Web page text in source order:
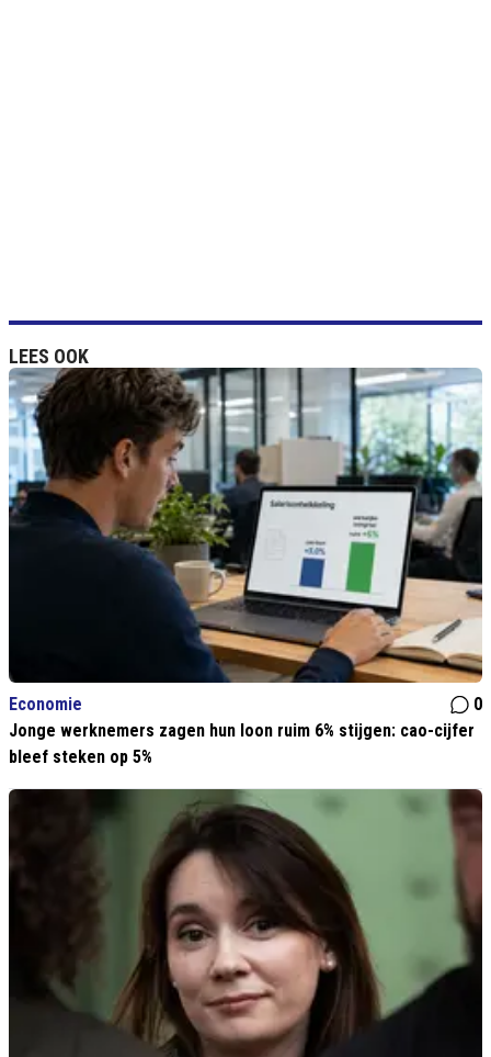
LEES OOK
Economie
0
Jonge werknemers zagen hun loon ruim 6% stijgen: cao-cijfer
bleef steken op 5%